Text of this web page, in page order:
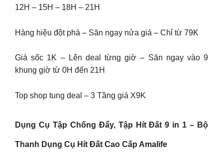
12H – 15H – 18H – 21H
Hàng hiệu đột phá – Săn ngay nửa giá – Chỉ từ 79K
Giá sốc 1K – Lên deal từng giờ – Săn ngay vào 9
khung giờ từ 0H đến 21H
Top shop tung deal – 3 Tầng giá X9K
Dụng Cụ Tập Chống Đẩy, Tập Hít Đất 9 in 1 – Bộ
Thanh Dụng Cụ Hít Đất Cao Cấp Amalife